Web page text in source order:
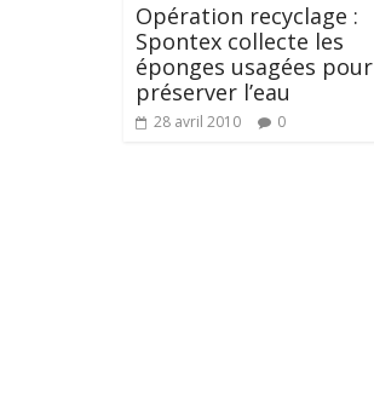
Opération recyclage :
Spontex collecte les
éponges usagées pour
préserver l’eau
28 avril 2010 0